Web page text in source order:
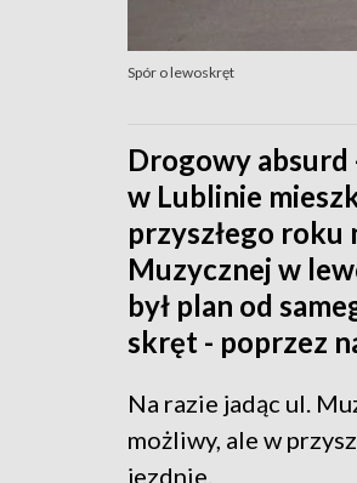
Spór o lewoskręt
Drogowy
w Lublinie
przyszłego roku
Muzycznej w
był plan od
skręt - poprzez
Na razie jadąc ul.
możliwy, ale w
jezdnie.